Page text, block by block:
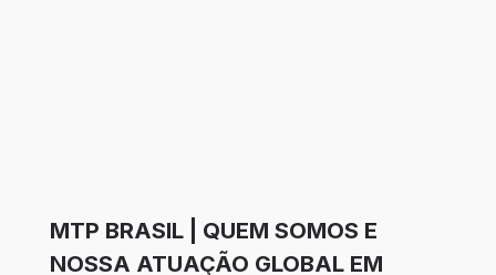
MTP BRASIL | QUEM SOMOS E
NOSSA ATUAÇÃO GLOBAL EM